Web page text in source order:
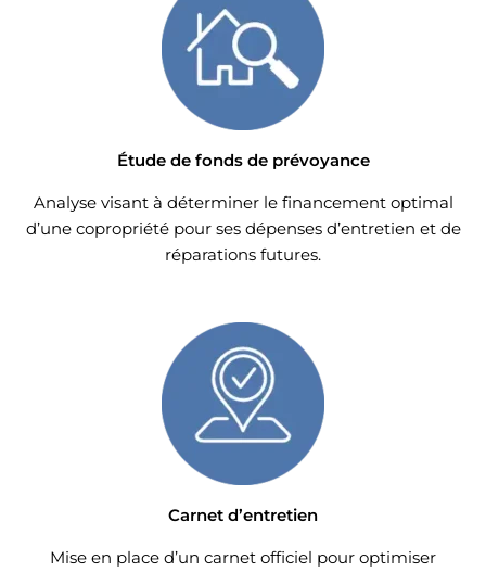
Étude de fonds de prévoyance
Analyse visant à déterminer le financement optimal
d’une copropriété pour ses dépenses d’entretien et de
réparations futures.
Carnet d’entretien
Mise en place d’un carnet officiel pour optimiser